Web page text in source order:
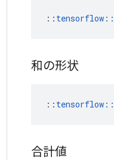
::
和の形状
::
合計値